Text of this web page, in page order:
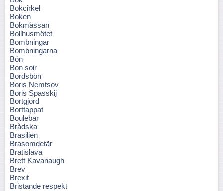
Bokcirkel
Boken
Bokmässan
Bollhusmötet
Bombningar
Bombningarna
Bön
Bon soir
Bordsbön
Boris Nemtsov
Boris Spasskij
Bortgjord
Borttappat
Boulebar
Brådska
Brasilien
Brasomdetär
Bratislava
Brett Kavanaugh
Brev
Brexit
Bristande respekt